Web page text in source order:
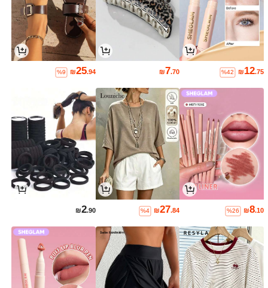
₪12.75
%42
₪7.70
₪25.94
%9
₪8.10
%26
₪27.84
%4
₪2.90